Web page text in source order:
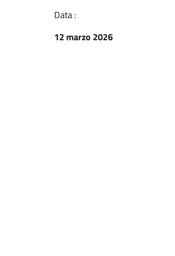
Data :
12 marzo 2026